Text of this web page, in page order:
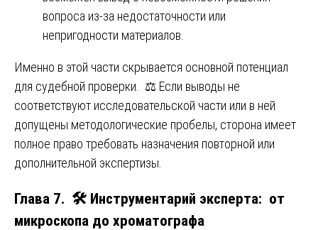
вопроса из-за недостаточности или
непригодности материалов.
Именно в этой части скрывается основной потенциал
для судебной проверки. ⚖️ Если выводы не
соответствуют исследовательской части или в ней
допущены методологические пробелы, сторона имеет
полное право требовать назначения повторной или
дополнительной экспертизы.
Глава 7. 🛠️ Инструментарий эксперта: от
микроскопа до хроматографа